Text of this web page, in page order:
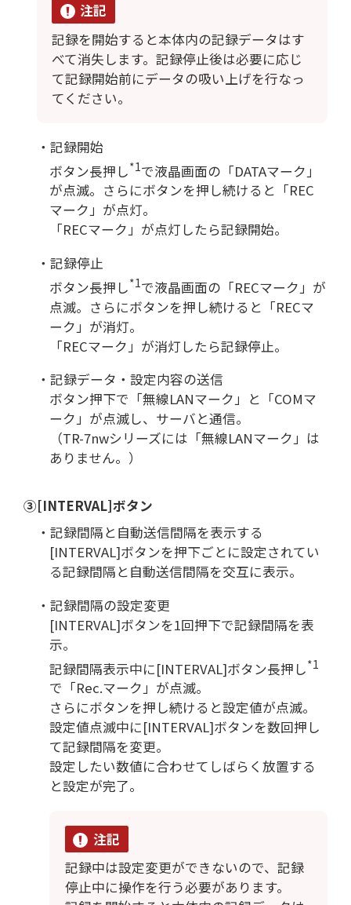
注記
記録を開始すると本体内の記録データはす
べて消失します。記録停止後は必要に応じ
て記録開始前にデータの吸い上げを行なっ
てください。
・記録開始
ボタン長押し*1で液晶画面の「DATAマーク」
が点滅。さらにボタンを押し続けると「REC
マーク」が点灯。
「RECマーク」が点灯したら記録開始。
・記録停止
ボタン長押し*1で液晶画面の「RECマーク」が
点滅。さらにボタンを押し続けると「RECマ
ーク」が消灯。
「RECマーク」が消灯したら記録停止。
・記録データ・設定内容の送信
ボタン押下で「無線LANマーク」と「COMマ
ーク」が点滅し、サーバと通信。
（TR-7nwシリーズには「無線LANマーク」は
ありません。）
③[INTERVAL]ボタン
・記録間隔と自動送信間隔を表示する
[INTERVAL]ボタンを押下ごとに設定されてい
る記録間隔と自動送信間隔を交互に表示。
・記録間隔の設定変更
[INTERVAL]ボタンを1回押下で記録間隔を表
示。
記録間隔表示中に[INTERVAL]ボタン長押し*1
で「Rec.マーク」が点滅。
さらにボタンを押し続けると設定値が点滅。
設定値点滅中に[INTERVAL]ボタンを数回押し
て記録間隔を変更。
設定したい数値に合わせてしばらく放置する
と設定が完了。
注記
記録中は設定変更ができないので、記録
停止中に操作を行う必要があります。